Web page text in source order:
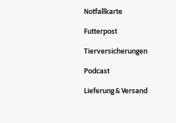
Notfallkarte
Futterpost
Tierversicherungen
Podcast
Lieferung & Versand